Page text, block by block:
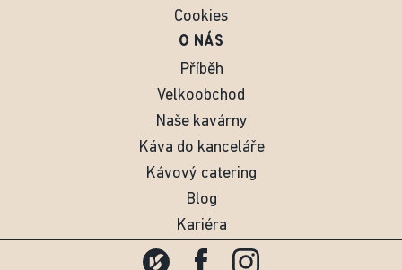
Cookies
O NÁS
Příběh
Velkoobchod
Naše kavárny
Káva do kanceláře
Kávový catering
Blog
Kariéra